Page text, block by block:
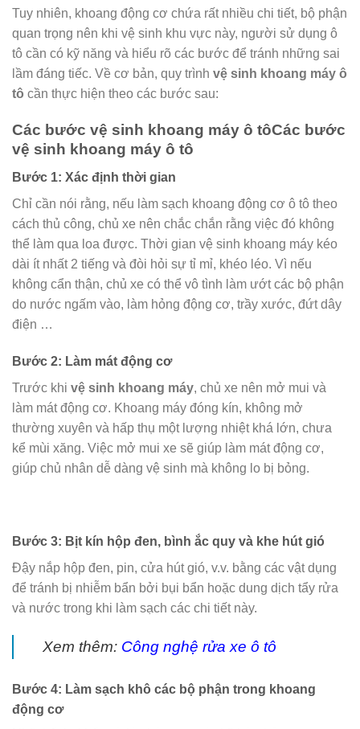
Tuy nhiên, khoang động cơ chứa rất nhiều chi tiết, bộ phận
quan trọng nên khi vệ sinh khu vực này, người sử dụng ô
tô cần có kỹ năng và hiểu rõ các bước để tránh những sai
lầm đáng tiếc. Về cơ bản, quy trình vệ sinh khoang máy ô
tô cần thực hiện theo các bước sau:
Các bước vệ sinh khoang máy ô tôCác bước
vệ sinh khoang máy ô tô
Bước 1: Xác định thời gian
Chỉ cần nói rằng, nếu làm sạch khoang động cơ ô tô theo
cách thủ công, chủ xe nên chắc chắn rằng việc đó không
thể làm qua loa được. Thời gian vệ sinh khoang máy kéo
dài ít nhất 2 tiếng và đòi hỏi sự tỉ mỉ, khéo léo. Vì nếu
không cẩn thận, chủ xe có thể vô tình làm ướt các bộ phận
do nước ngấm vào, làm hỏng động cơ, trầy xước, đứt dây
điện …
Bước 2: Làm mát động cơ
Trước khi vệ sinh khoang máy, chủ xe nên mở mui và
làm mát động cơ. Khoang máy đóng kín, không mở
thường xuyên và hấp thụ một lượng nhiệt khá lớn, chưa
kể mùi xăng. Việc mở mui xe sẽ giúp làm mát động cơ,
giúp chủ nhân dễ dàng vệ sinh mà không lo bị bỏng.
Bước 3: Bịt kín hộp đen, bình ắc quy và khe hút gió
Đậy nắp hộp đen, pin, cửa hút gió, v.v. bằng các vật dụng
để tránh bị nhiễm bẩn bởi bụi bẩn hoặc dung dịch tẩy rửa
và nước trong khi làm sạch các chi tiết này.
Xem thêm: Công nghệ rửa xe ô tô
Bước 4: Làm sạch khô các bộ phận trong khoang
động cơ